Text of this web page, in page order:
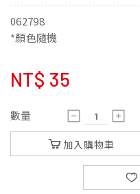
062798
*顏色隨機
NT$ 35
數量
加入購物車